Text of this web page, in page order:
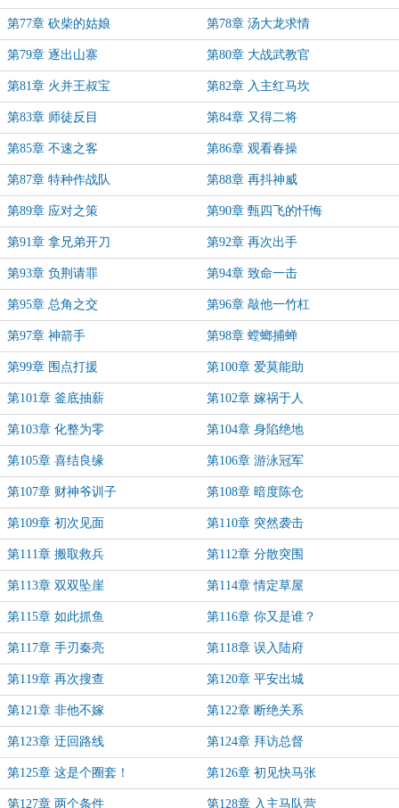
第77章 砍柴的姑娘 第78章 汤大龙求情
第79章 逐出山寨 第80章 大战武教官
第81章 火并王叔宝 第82章 入主红马坎
第83章 师徒反目 第84章 又得二将
第85章 不速之客 第86章 观看春操
第87章 特种作战队 第88章 再抖神威
第89章 应对之策 第90章 甄四飞的忏悔
第91章 拿兄弟开刀 第92章 再次出手
第93章 负荆请罪 第94章 致命一击
第95章 总角之交 第96章 敲他一竹杠
第97章 神箭手 第98章 螳螂捕蝉
第99章 围点打援 第100章 爱莫能助
第101章 釜底抽薪 第102章 嫁祸于人
第103章 化整为零 第104章 身陷绝地
第105章 喜结良缘 第106章 游泳冠军
第107章 财神爷训子 第108章 暗度陈仓
第109章 初次见面 第110章 突然袭击
第111章 搬取救兵 第112章 分散突围
第113章 双双坠崖 第114章 情定草屋
第115章 如此抓鱼 第116章 你又是谁？
第117章 手刃秦亮 第118章 误入陆府
第119章 再次搜查 第120章 平安出城
第121章 非他不嫁 第122章 断绝关系
第123章 迂回路线 第124章 拜访总督
第125章 这是个圈套！ 第126章 初见快马张
第127章 两个条件 第128章 入主马队营